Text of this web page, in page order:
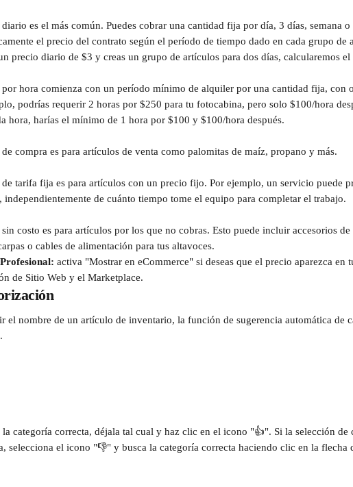
es el más común. Puedes cobrar una cantidad fija por día, 3 días, semana
el precio del contrato según el período de tiempo dado en cada grupo
precio diario de $3 y creas un grupo de artículos para dos días, calcularemos el
hora comienza con un período mínimo de alquiler por una cantidad fija, con
podrías requerir 2 horas por $250 para tu fotocabina, pero solo $100/hora
hora, harías el mínimo de 1 hora por $100 y $100/hora después.
compra es para artículos de venta como palomitas de maíz, propano y más.
tarifa fija es para artículos con un precio fijo. Por ejemplo, un servicio puede
independientemente de cuánto tiempo tome el equipo para completar el trabajo.
costo es para artículos por los que no cobras. Esto puede incluir accesorios
o cables de alimentación para tus altavoces.
activa "Mostrar en eCommerce" si deseas que el precio aparezca en
de Sitio Web y el Marketplace.
el nombre de un artículo de inventario, la función de sugerencia automática de
la categoría correcta, déjala tal cual y haz clic en el icono "👍". Si la selección de
selecciona el icono "👎" y busca la categoría correcta haciendo clic en la flecha